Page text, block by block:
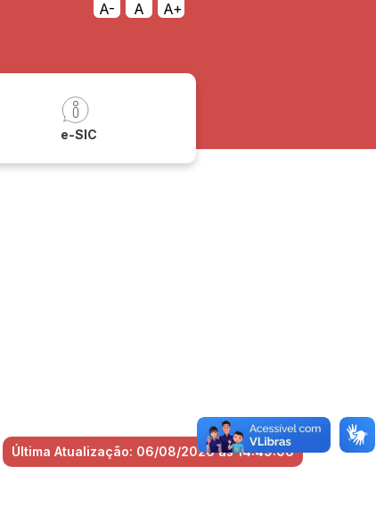
A- A
A+
e-SIC
Última Atualização: 06/08/2026 às 14:49:06